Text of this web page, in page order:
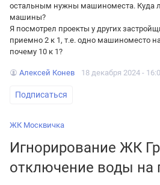
остальным нужны машиноместа. Куда
машины?
Я посмотрел проекты у других
приемно 2 к 1, т.е. одно машиноместо
почему 10 к 1?
Алексей Конев 18 декабря 2024 -
Подписаться
ЖК Москвичка
Игнорирование ЖК
отключение воды на